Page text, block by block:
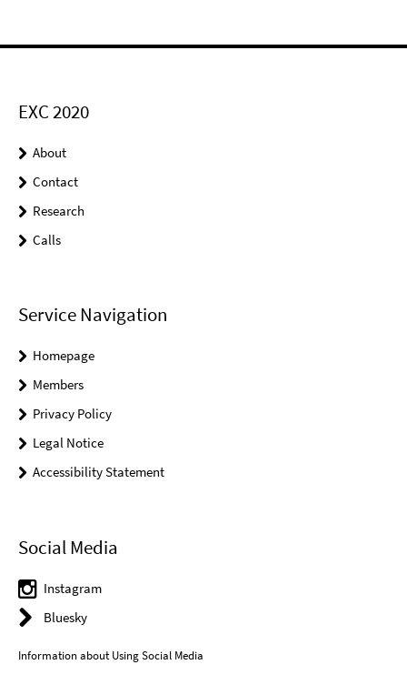
EXC 2020
About
Contact
Research
Calls
Service Navigation
Homepage
Members
Privacy Policy
Legal Notice
Accessibility Statement
Social Media
Instagram
Bluesky
Information about Using Social Media